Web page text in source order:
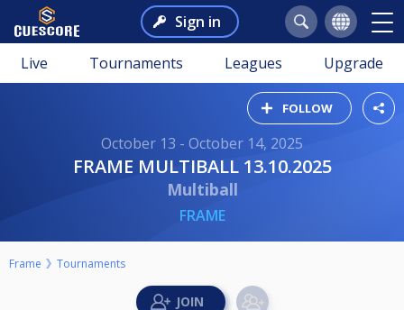
Sign in
Live Tournaments Leagues Upgrade
FOLLOW
October 13 - October 14, 2025
FRAME MULTIBALL 13.10.2025
Multiball
FRAME
Frame Tournaments